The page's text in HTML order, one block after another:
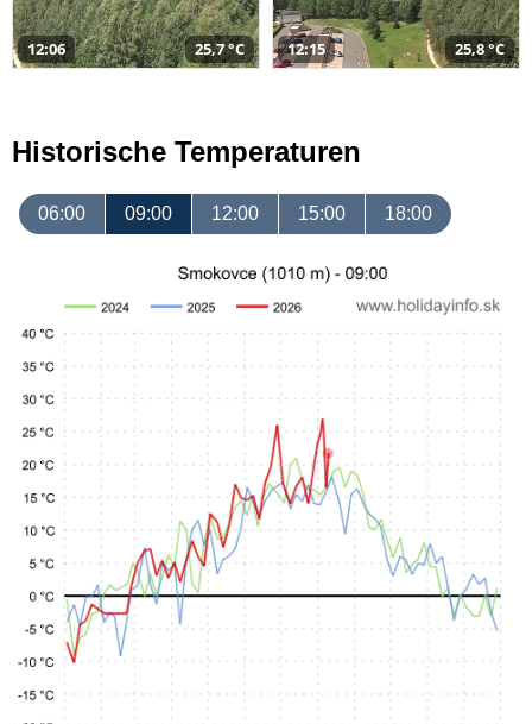
12:06 25,7 °C 12:15 25,8 °C
Historische Temperaturen
06:00 09:00 12:00 15:00 18:00